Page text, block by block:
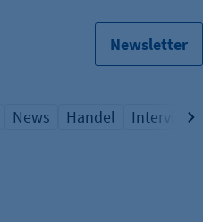
Newsletter
Übersicht Schlagwort
News
Übersicht
Handel
Übersicht
Interview